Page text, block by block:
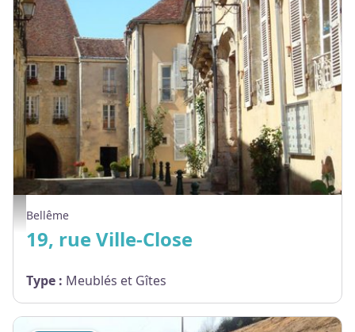
19, rue Ville-Close - © Gites de France Orne
Bellême
19, rue Ville-Close
Type : Meublés et Gîtes